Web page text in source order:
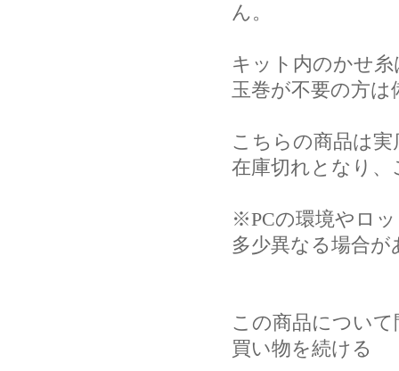
ん。
キット内のかせ
玉巻が不要の方は
こちらの商品は
在庫切れとなり
※PCの環境やロ
多少異なる場合が
この商品につい
買い物を続ける